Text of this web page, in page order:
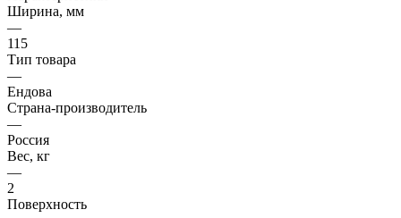
Ширина, мм
—
115
Тип товара
—
Ендова
Страна-производитель
—
Россия
Вес, кг
—
2
Поверхность